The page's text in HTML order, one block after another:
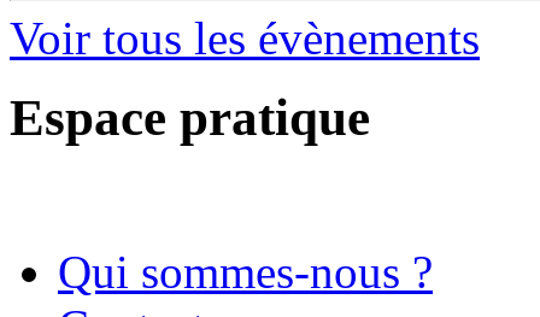
Voir tous les évènements
Espace pratique
Qui sommes-nous ?